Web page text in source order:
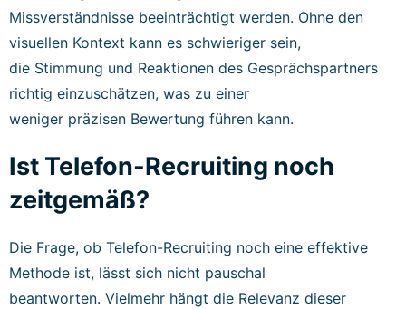
Missverständnisse beeinträchtigt werden. Ohne den
visuellen Kontext kann es schwieriger sein,
die Stimmung und Reaktionen des Gesprächspartners
richtig einzuschätzen, was zu einer
weniger präzisen Bewertung führen kann.
Ist Telefon-Recruiting noch
zeitgemäß?
Die Frage, ob Telefon-Recruiting noch eine effektive
Methode ist, lässt sich nicht pauschal
beantworten. Vielmehr hängt die Relevanz dieser